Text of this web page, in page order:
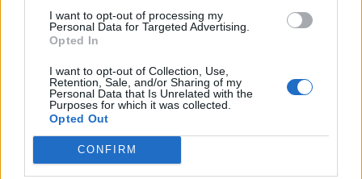
I want to opt-out of processing my
Personal Data for Targeted Advertising.
Opted In
I want to opt-out of Collection, Use,
Retention, Sale, and/or Sharing of my
Personal Data that Is Unrelated with the
Purposes for which it was collected.
Opted Out
CONFIRM
VHH raparperipiirakka